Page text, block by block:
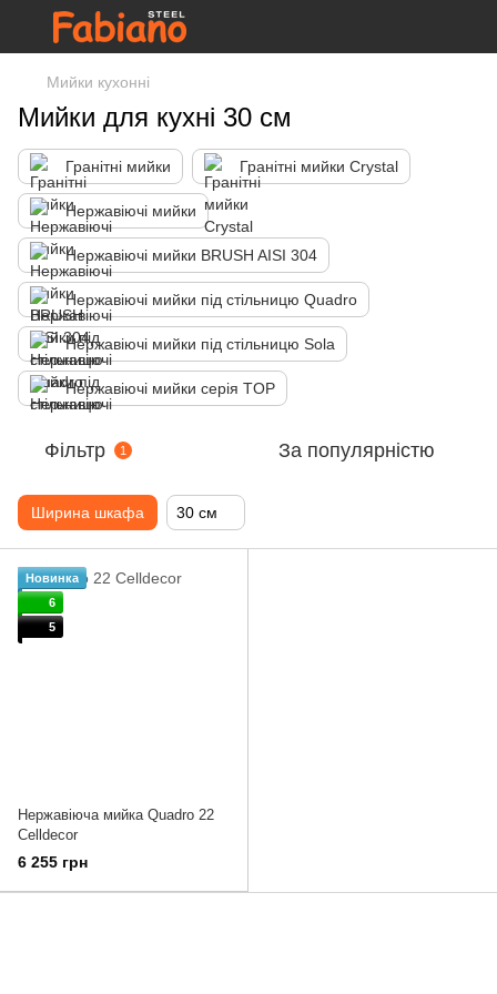
Мийки кухонні
Мийки для кухні 30 см
Гранітні мийки Гранітні мийки Crystal
Нержавіючі мийки
Нержавіючі мийки BRUSH AISI 304
Нержавіючі мийки під стільницю Quadro
Нержавіючі мийки під стільницю Sola
Нержавіючі мийки серія TOP
Фільтр 1 За популярністю
Ширина шкафа 30 см
Новинка
6
5
Нержавіюча мийка Quadro 22
Celldecor
6 255 грн